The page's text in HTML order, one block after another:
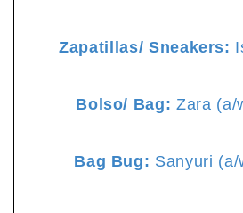
Zapatillas/ Sneakers:
Bolso/ Bag: Zara (a/
Bag Bug: Sanyuri (a/